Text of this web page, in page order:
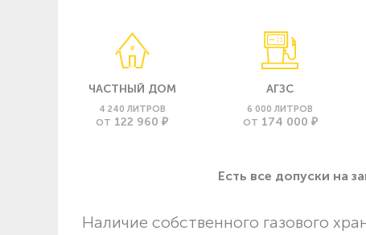
ЧАСТНЫЙ ДОМ
4 240 ЛИТРОВ
ОТ 122 960 ₽
АГЗС
6 000 ЛИТРОВ
ОТ 174 000 ₽
Есть все допуски нa
Наличие собственного газового